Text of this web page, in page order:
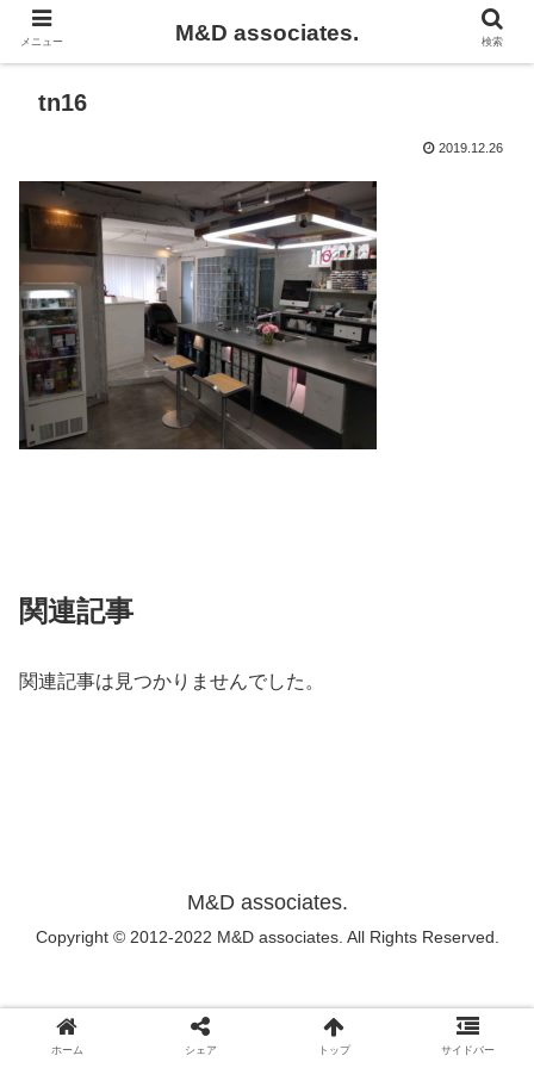
tn16
2019.12.26
関連記事
関連記事は見つかりませんでした。
M&D associates.
Copyright © 2012-2022 M&D associates. All Rights Reserved.
メニュー M&D associates. 検索
ホーム シェア トップ サイドバー